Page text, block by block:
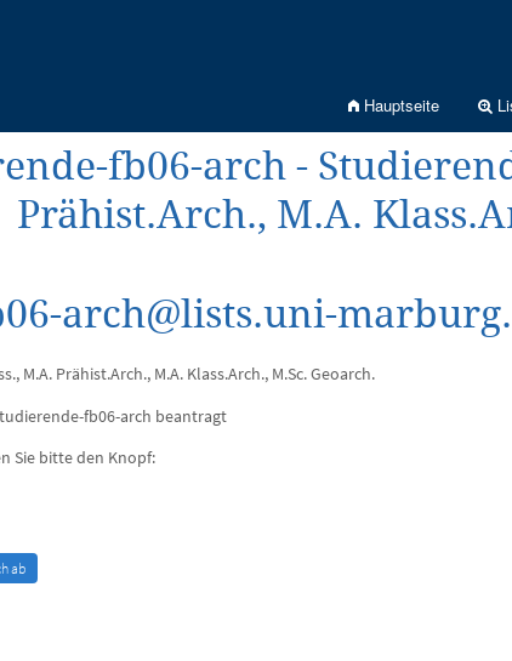
Hauptseite
fb06-arch -
Prähist.Arch., M.A.
arch@lists.uni-
M.A. Prähist.Arch., M.A. Klass.Arch., M.Sc. Geoarch.
fb06-arch beantragt
Sie bitte den Knopf: